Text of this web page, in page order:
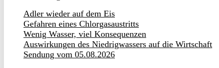
Adler wieder auf dem Eis
Gefahren eines Chlorgasaustritts
Wenig Wasser, viel Konsequenzen
Auswirkungen des Niedrigwassers auf die Wirtschaft
Sendung vom 05.08.2026